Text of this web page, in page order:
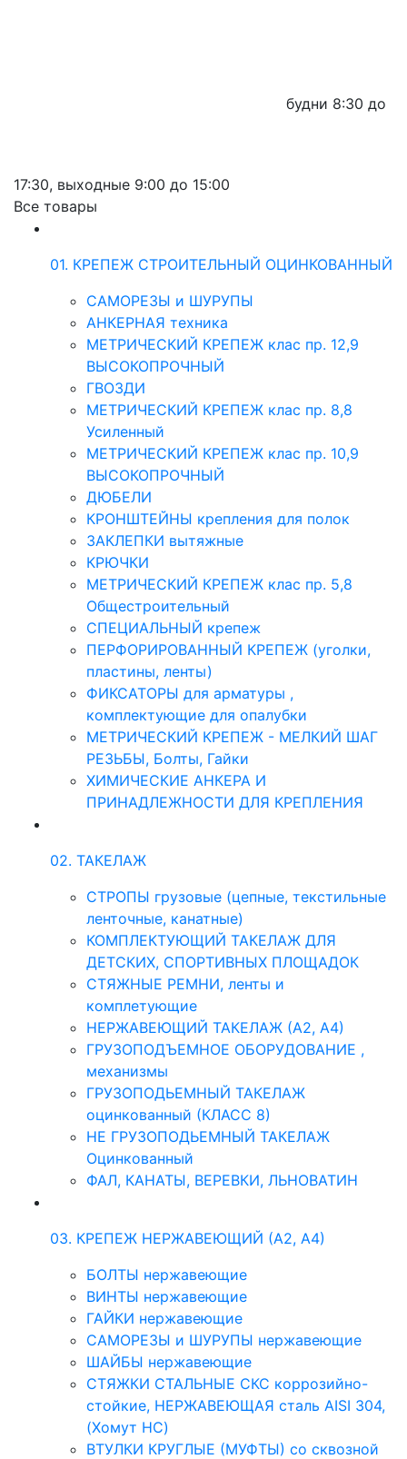
будни 8:30 до
17:30, выходные 9:00 до 15:00
Все товары
01. КРЕПЕЖ СТРОИТЕЛЬНЫЙ ОЦИНКОВАННЫЙ
САМОРЕЗЫ и ШУРУПЫ
АНКЕРНАЯ техника
МЕТРИЧЕСКИЙ КРЕПЕЖ клас пр. 12,9
ВЫСОКОПРОЧНЫЙ
ГВОЗДИ
МЕТРИЧЕСКИЙ КРЕПЕЖ клас пр. 8,8
Усиленный
МЕТРИЧЕСКИЙ КРЕПЕЖ клас пр. 10,9
ВЫСОКОПРОЧНЫЙ
ДЮБЕЛИ
КРОНШТЕЙНЫ крепления для полок
ЗАКЛЕПКИ вытяжные
КРЮЧКИ
МЕТРИЧЕСКИЙ КРЕПЕЖ клас пр. 5,8
Общестроительный
СПЕЦИАЛЬНЫЙ крепеж
ПЕРФОРИРОВАННЫЙ КРЕПЕЖ (уголки,
пластины, ленты)
ФИКСАТОРЫ для арматуры ,
комплектующие для опалубки
МЕТРИЧЕСКИЙ КРЕПЕЖ - МЕЛКИЙ ШАГ
РЕЗЬБЫ, Болты, Гайки
ХИМИЧЕСКИЕ АНКЕРА И
ПРИНАДЛЕЖНОСТИ ДЛЯ КРЕПЛЕНИЯ
02. ТАКЕЛАЖ
СТРОПЫ грузовые (цепные, текстильные
ленточные, канатные)
КОМПЛЕКТУЮЩИЙ ТАКЕЛАЖ ДЛЯ
ДЕТСКИХ, СПОРТИВНЫХ ПЛОЩАДОК
СТЯЖНЫЕ РЕМНИ, ленты и
комплетующие
НЕРЖАВЕЮЩИЙ ТАКЕЛАЖ (А2, А4)
ГРУЗОПОДЪЕМНОЕ ОБОРУДОВАНИЕ ,
механизмы
ГРУЗОПОДЬЕМНЫЙ ТАКЕЛАЖ
оцинкованный (КЛАСС 8)
НЕ ГРУЗОПОДЬЕМНЫЙ ТАКЕЛАЖ
Оцинкованный
ФАЛ, КАНАТЫ, ВЕРЕВКИ, ЛЬНОВАТИН
03. КРЕПЕЖ НЕРЖАВЕЮЩИЙ (А2, А4)
БОЛТЫ нержавеющие
ВИНТЫ нержавеющие
ГАЙКИ нержавеющие
САМОРЕЗЫ и ШУРУПЫ нержавеющие
ШАЙБЫ нержавеющие
СТЯЖКИ СТАЛЬНЫЕ СКС коррозийно-
стойкие, НЕРЖАВЕЮЩАЯ сталь AISI 304,
(Хомут НС)
ВТУЛКИ КРУГЛЫЕ (МУФТЫ) со сквозной